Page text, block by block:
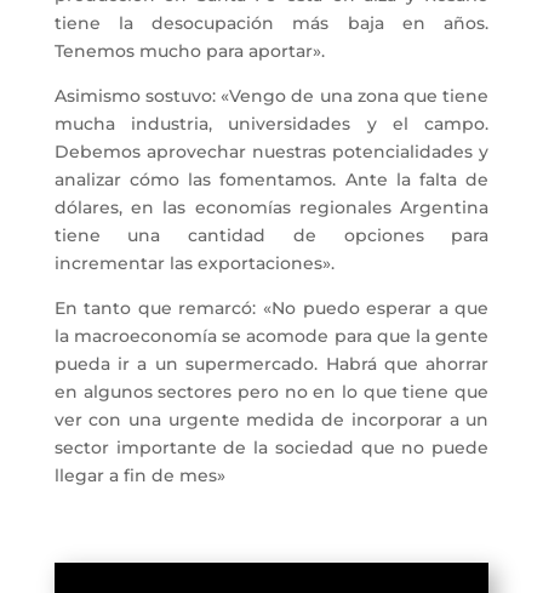
tiene la desocupación más baja en años.
Tenemos mucho para aportar».
Asimismo sostuvo: «Vengo de una zona que tiene
mucha industria, universidades y el campo.
Debemos aprovechar nuestras potencialidades y
analizar cómo las fomentamos. Ante la falta de
dólares, en las economías regionales Argentina
tiene una cantidad de opciones para
incrementar las exportaciones».
En tanto que remarcó: «No puedo esperar a que
la macroeconomía se acomode para que la gente
pueda ir a un supermercado. Habrá que ahorrar
en algunos sectores pero no en lo que tiene que
ver con una urgente medida de incorporar a un
sector importante de la sociedad que no puede
llegar a fin de mes»